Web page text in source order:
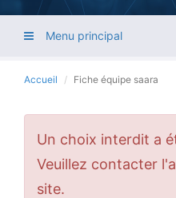
Menu principal
Accueil Fiche équipe saara
Message
d'erreur
Un choix interdit a
Veuillez contacter
site.